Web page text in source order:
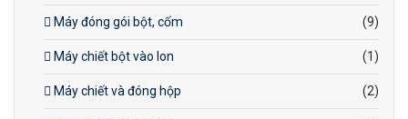
Máy đóng gói bột, cốm (9)
Máy chiết bột vào lon (1)
Máy chiết và đóng hộp (2)